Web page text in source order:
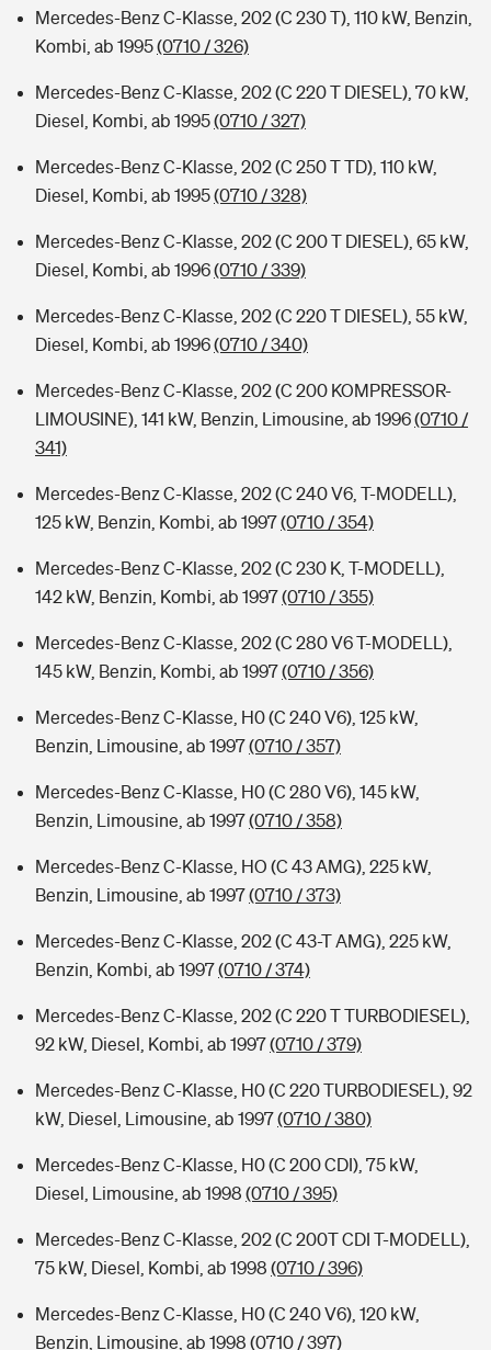
Mercedes-Benz C-Klasse, 202 (C 230 T), 110 kW, Benzin,
Kombi, ab 1995(0710 / 326)
Mercedes-Benz C-Klasse, 202 (C 220 T DIESEL), 70 kW,
Diesel, Kombi, ab 1995(0710 / 327)
Mercedes-Benz C-Klasse, 202 (C 250 T TD), 110 kW,
Diesel, Kombi, ab 1995(0710 / 328)
Mercedes-Benz C-Klasse, 202 (C 200 T DIESEL), 65 kW,
Diesel, Kombi, ab 1996(0710 / 339)
Mercedes-Benz C-Klasse, 202 (C 220 T DIESEL), 55 kW,
Diesel, Kombi, ab 1996(0710 / 340)
Mercedes-Benz C-Klasse, 202 (C 200 KOMPRESSOR-
LIMOUSINE), 141 kW, Benzin, Limousine, ab 1996(0710 /
341)
Mercedes-Benz C-Klasse, 202 (C 240 V6, T-MODELL),
125 kW, Benzin, Kombi, ab 1997(0710 / 354)
Mercedes-Benz C-Klasse, 202 (C 230 K, T-MODELL),
142 kW, Benzin, Kombi, ab 1997(0710 / 355)
Mercedes-Benz C-Klasse, 202 (C 280 V6 T-MODELL),
145 kW, Benzin, Kombi, ab 1997(0710 / 356)
Mercedes-Benz C-Klasse, H0 (C 240 V6), 125 kW,
Benzin, Limousine, ab 1997(0710 / 357)
Mercedes-Benz C-Klasse, H0 (C 280 V6), 145 kW,
Benzin, Limousine, ab 1997(0710 / 358)
Mercedes-Benz C-Klasse, HO (C 43 AMG), 225 kW,
Benzin, Limousine, ab 1997(0710 / 373)
Mercedes-Benz C-Klasse, 202 (C 43-T AMG), 225 kW,
Benzin, Kombi, ab 1997(0710 / 374)
Mercedes-Benz C-Klasse, 202 (C 220 T TURBODIESEL),
92 kW, Diesel, Kombi, ab 1997(0710 / 379)
Mercedes-Benz C-Klasse, H0 (C 220 TURBODIESEL), 92
kW, Diesel, Limousine, ab 1997(0710 / 380)
Mercedes-Benz C-Klasse, H0 (C 200 CDI), 75 kW,
Diesel, Limousine, ab 1998 (0710 / 395)
Mercedes-Benz C-Klasse, 202 (C 200T CDI T-MODELL),
75 kW, Diesel, Kombi, ab 1998 (0710 / 396)
Mercedes-Benz C-Klasse, H0 (C 240 V6), 120 kW,
Benzin, Limousine, ab 1998 (0710 / 397)